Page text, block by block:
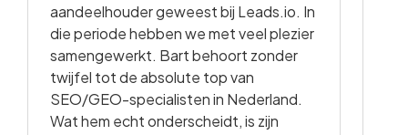
aandeelhouder geweest bij Leads.io. In
die periode hebben we met veel plezier
samengewerkt. Bart behoort zonder
twijfel tot de absolute top van
SEO/GEO-specialisten in Nederland.
Wat hem echt onderscheidt, is zijn